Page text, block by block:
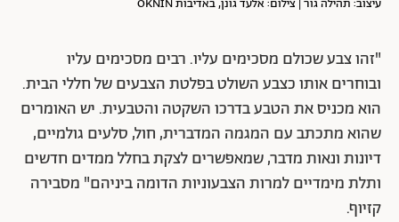
עיצוב: תהילה גור | צילום: אלעד גונן, באדיבות OKNIN
"זהו צבע שכולם מסכימים עליו. רבים מסכימים עליו
ובוחרים אותו כצבע השולט בפלטת הצבעים של חללי הבית.
הוא מכניס את הטבע בדרכו השקטה והטבעית. יש האומרים
שהוא מתכתב עם המגמה המדברית, חול, סלעים גולמיים,
דיונות ונאות מדבר, שמאפשרים לצקת בחלל ממדים חדשים
ותלת מימדיים למרות הצבעוניות הדומה ביניהם" מסבירה
קזיוף.